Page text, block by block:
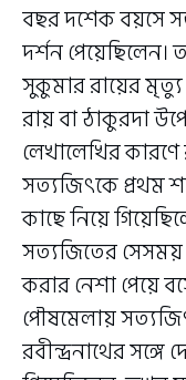
বছর দশেক বয়সে
দর্শন
সুকুমার রায়ের
রায় বা ঠাকুরদা
লেখালেখির কারণে
সত্যজিৎকে প্রথম
কাছে নিয়ে
সত্যজিতের সেসময়
করার নেশা পেয়ে
পৌষমেলায়
রবীন্দ্রনাথের